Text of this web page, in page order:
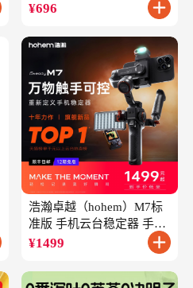
¥696
浩瀚卓越（hohem）M7标
准版 手机云台稳定器 手持
云台正交三轴防抖 直播支
¥1499